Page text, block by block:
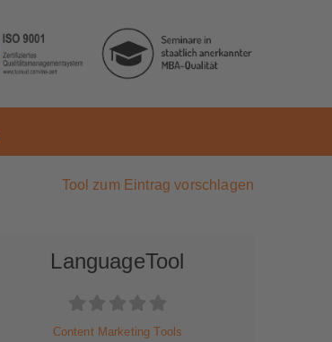
Tool zum Eintrag vorschlagen
LanguageTool
Content Marketing Tools